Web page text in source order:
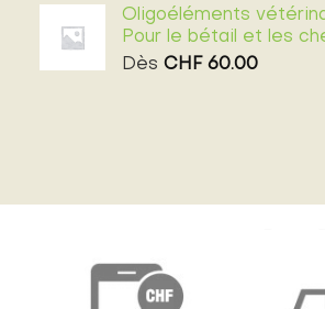
Oligoéléments
Pour le bétail et les
Dès CHF60.00